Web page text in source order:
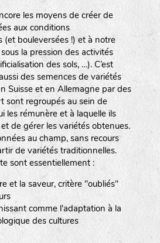
les moyens de créer de
aux conditions
(et bouleversées !) et à notre
la pression des activités
des sols, …). C’est
des semences de variétés
Suisse et en Allemagne par des
sont regroupés au sein de
les rémunère et à laquelle ils
de gérer les variétés obtenues.
au champ, sans recours
de variétés traditionnelles.
sont essentiellement :
et la saveur, critère "oubliés"
comme l'adaptation à la
des cultures
(BGH)
www.bolster.nl
(GDP)
(LBAG)